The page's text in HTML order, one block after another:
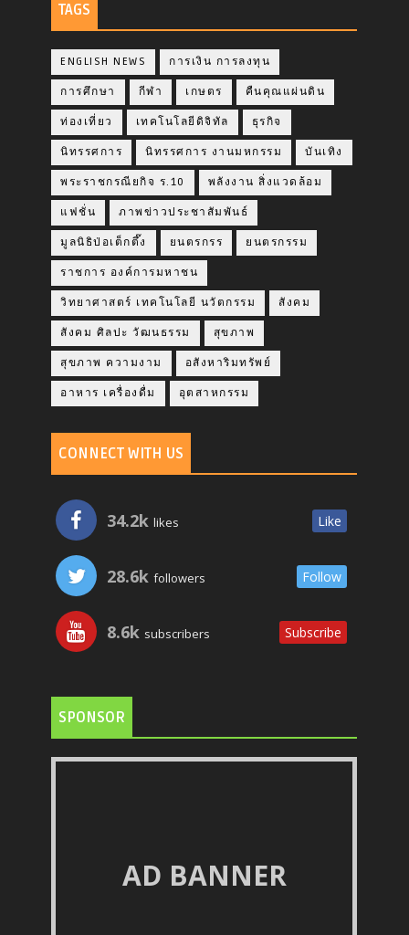
TAGS
ENGLISH NEWS การเงิน การลงทุน
การศึกษา กีฬา เกษตร คืนคุณแผ่นดิน
ท่องเที่ยว เทคโนโลยีดิจิทัล ธุรกิจ
นิทรรศการ นิทรรศการ งานมหกรรม บันเทิง
พระราชกรณียกิจ ร.10 พลังงาน สิ่งแวดล้อม
แฟชั่น ภาพข่าวประชาสัมพันธ์
มูลนิธิป่อเต็กตึ๊ง ยนตรกรร ยนตรกรรม
ราชการ องค์การมหาชน
วิทยาศาสตร์ เทคโนโลยี นวัตกรรม สังคม
สังคม ศิลปะ วัฒนธรรม สุขภาพ
สุขภาพ ความงาม อสังหาริมทรัพย์
อาหาร เครื่องดื่ม อุตสาหกรรม
CONNECT WITH US
34.2k likes Like
28.6k followers Follow
8.6k subscribers Subscribe
SPONSOR
AD BANNER